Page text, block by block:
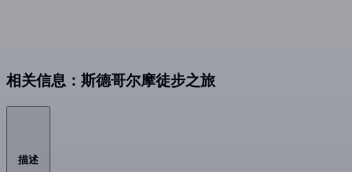
相关信息：斯德哥尔摩徒步之旅
描述